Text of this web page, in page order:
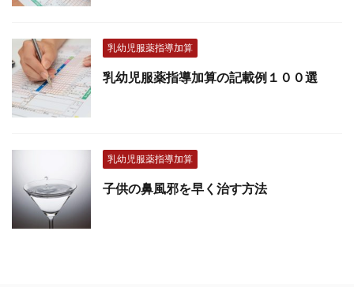
乳幼児服薬指導加算
乳幼児服薬指導加算の記載例１００選
乳幼児服薬指導加算
子供の鼻風邪を早く治す方法